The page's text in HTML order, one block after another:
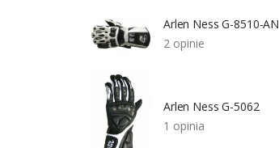
Arlen Ness G-8510-AN
2 opinie
Arlen Ness G-5062
1 opinia